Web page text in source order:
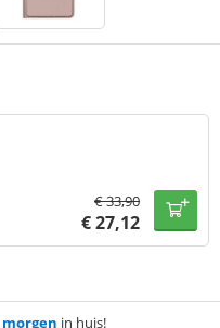
€33,90
€27,12
morgen in huis!